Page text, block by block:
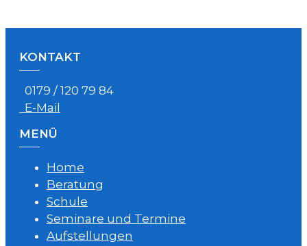
KONTAKT
0179 / 120 79 84
E-Mail
MENÜ
Home
Beratung
Schule
Seminare und Termine
Aufstellungen